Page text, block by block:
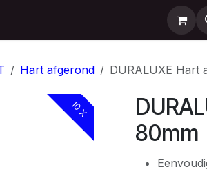
Hart afgerond DURALUXE Hart
10 X
80mm